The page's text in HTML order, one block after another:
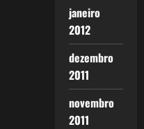
janeiro
2012
dezembro
2011
novembro
2011